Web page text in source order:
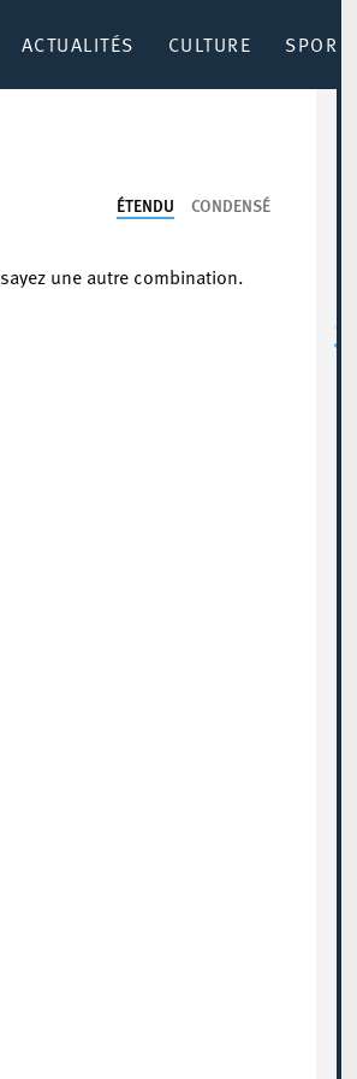
ACTUALITÉS CULTURE SPORT
ÉTENDU CONDENSÉ
une autre combination.